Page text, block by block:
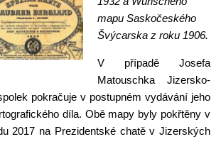
mapu Saskočeského
Švýcarska z roku 1906.
V případě Josefa
Matouschka Jizersko-
pokračuje v postupném vydávání jeho
díla. Obě mapy byly pokřtěny v
2017 na Prezidentské chatě v Jizerských